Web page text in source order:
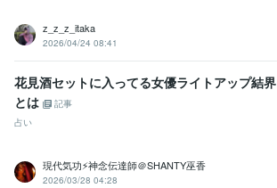
z_z_z_itaka
2026/04/24 08:41
花見酒セットに入ってる女優ライトアップ結界
とは
記事
占い
現代気功⚡神念伝達師＠SHANTY巫香
2026/03/28 04:28